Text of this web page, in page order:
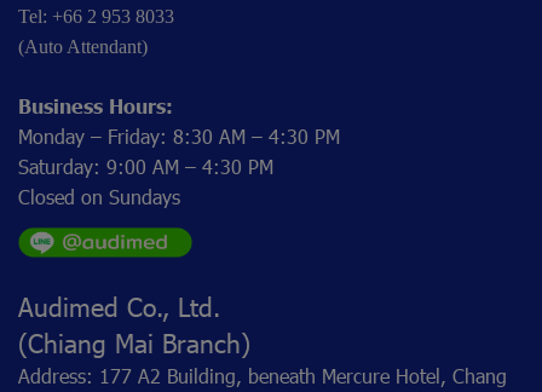
Tel: +66 2 953 8033
(Auto Attendant)
Business Hours:
Monday – Friday: 8:30 AM – 4:30 PM
Saturday: 9:00 AM – 4:30 PM
Closed on Sundays
Audimed Co., Ltd.
(Chiang Mai Branch)
Address: 177 A2 Building, beneath Mercure Hotel, Chang